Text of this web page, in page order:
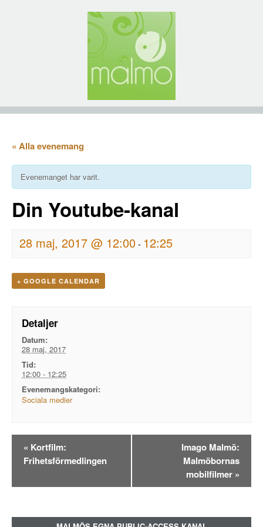
« Alla evenemang
Evenemanget har varit.
Din Youtube-kanal
28 maj, 2017 @ 12:00- 12:25
+ GOOGLE CALENDAR
Detaljer
Datum:
28 maj, 2017
Tid:
12:00 - 12:25
Evenemangskategori:
Sociala medier
Evenemangsnavigation
« Kortfilm:
Frihetsförmedlingen
Imago Malmö:
Malmöbornas
mobilfilmer »